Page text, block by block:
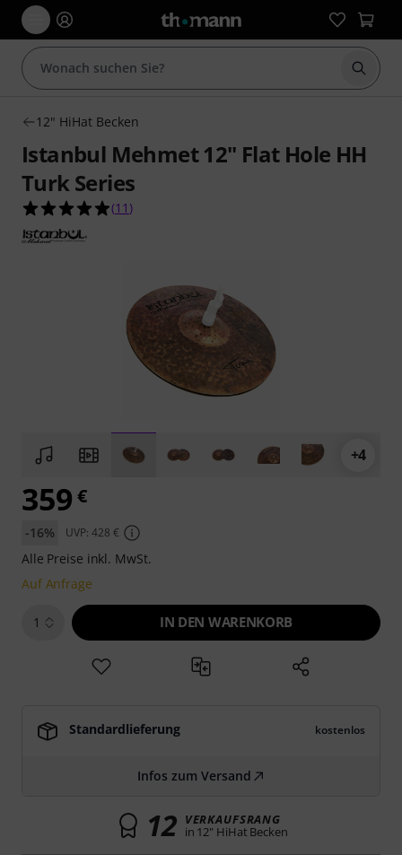
Suche
12" HiHat Becken
Istanbul Mehmet 12" Flat Hole HH
Turk Series
4.9 von 5 Sternen aus 11 Kundenbewertungen
(11 )
+4
359 €
-16% UVP: 428 €
Alle Preise inkl. MwSt.
Auf Anfrage
1 IN DEN WARENKORB
Standardlieferung kostenlos
Infos zum Versand
12 VERKAUFSRANG
in 12" HiHat Becken